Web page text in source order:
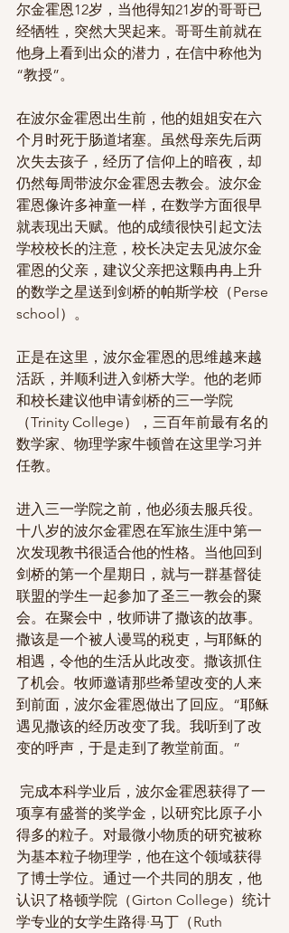
尔金霍恩12岁，当他得知21岁的哥哥已
经牺牲，突然大哭起来。哥哥生前就在
他身上看到出众的潜力，在信中称他为
“教授”。
在波尔金霍恩出生前，他的姐姐安在六
个月时死于肠道堵塞。虽然母亲先后两
次失去孩子，经历了信仰上的暗夜，却
仍然每周带波尔金霍恩去教会。波尔金
霍恩像许多神童一样，在数学方面很早
就表现出天赋。他的成绩很快引起文法
学校校长的注意，校长决定去见波尔金
霍恩的父亲，建议父亲把这颗冉冉上升
的数学之星送到剑桥的帕斯学校（Perse
school）。
正是在这里，波尔金霍恩的思维越来越
活跃，并顺利进入剑桥大学。他的老师
和校长建议他申请剑桥的三一学院
（Trinity College），三百年前最有名的
数学家、物理学家牛顿曾在这里学习并
任教。
进入三一学院之前，他必须去服兵役。
十八岁的波尔金霍恩在军旅生涯中第一
次发现教书很适合他的性格。当他回到
剑桥的第一个星期日，就与一群基督徒
联盟的学生一起参加了圣三一教会的聚
会。在聚会中，牧师讲了撒该的故事。
撒该是一个被人谩骂的税吏，与耶稣的
相遇，令他的生活从此改变。撒该抓住
了机会。牧师邀请那些希望改变的人来
到前面，波尔金霍恩做出了回应。“耶稣
遇见撒该的经历改变了我。我听到了改
变的呼声，于是走到了教堂前面。”
项享有盛誉的奖学金，以研究比原子小
得多的粒子。对最微小物质的研究被称
为基本粒子物理学，他在这个领域获得
了博士学位。通过一个共同的朋友，他
认识了格顿学院（Girton College）统计
学专业的女学生路得·马丁（Ruth